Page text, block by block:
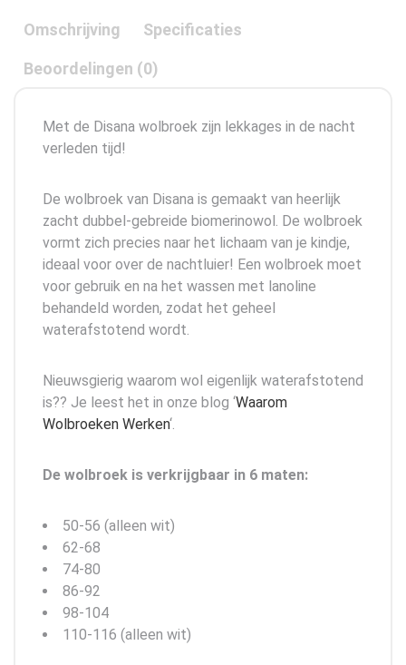
Omschrijving Specificaties
Beoordelingen (0)
Met de Disana wolbroek zijn lekkages in de nacht
verleden tijd!
De wolbroek van Disana is gemaakt van heerlijk
zacht dubbel-gebreide biomerinowol. De wolbroek
vormt zich precies naar het lichaam van je kindje,
ideaal voor over de nachtluier! Een wolbroek moet
voor gebruik en na het wassen met lanoline
behandeld worden, zodat het geheel
waterafstotend wordt.
Nieuwsgierig waarom wol eigenlijk waterafstotend
is?? Je leest het in onze blog ‘Waarom
Wolbroeken Werken‘.
De wolbroek is verkrijgbaar in 6 maten:
50-56 (alleen wit)
62-68
74-80
86-92
98-104
110-116 (alleen wit)